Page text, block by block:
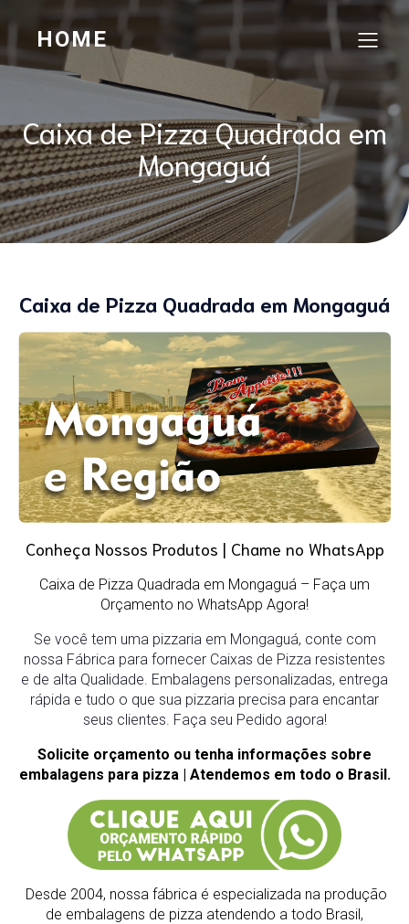
HOME
Caixa de Pizza Quadrada em
Mongaguá
Caixa de Pizza Quadrada em Mongaguá
Conheça Nossos Produtos | Chame no WhatsApp
Caixa de Pizza Quadrada em Mongaguá – Faça um
Orçamento no WhatsApp Agora!
Se você tem uma pizzaria em Mongaguá, conte com
nossa Fábrica para fornecer Caixas de Pizza resistentes
e de alta Qualidade. Embalagens personalizadas, entrega
rápida e tudo o que sua pizzaria precisa para encantar
seus clientes. Faça seu Pedido agora!
Solicite orçamento ou tenha informações sobre
embalagens para pizza | Atendemos em todo o Brasil.
Desde 2004, nossa fábrica é especializada na produção
de embalagens de pizza atendendo a todo Brasil,